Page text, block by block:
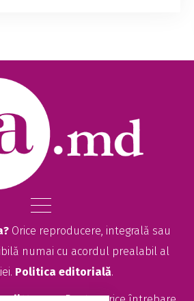
Orice reproducere, integrală sau
numai cu acordul prealabil al
Politica editorială.